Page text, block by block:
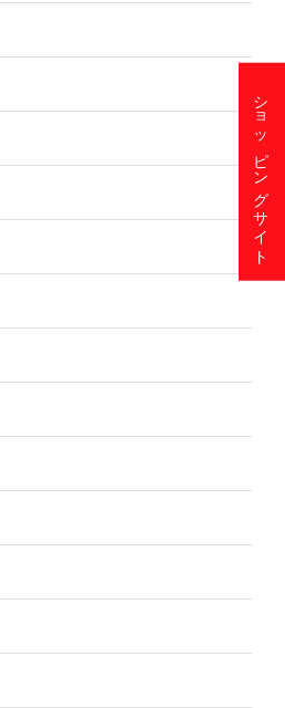
ショッピングサイト